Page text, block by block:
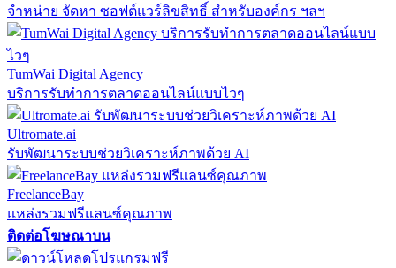
จำหน่าย จัดหา ซอฟต์แวร์ลิขสิทธิ์ สำหรับองค์กร ฯลฯ
TumWai Digital Agency
บริการรับทำการตลาดออนไลน์แบบไวๆ
Ultromate.ai
รับพัฒนาระบบช่วยวิเคราะห์ภาพด้วย AI
FreelanceBay
แหล่งรวมฟรีแลนซ์คุณภาพ
ติดต่อโฆษณาบน